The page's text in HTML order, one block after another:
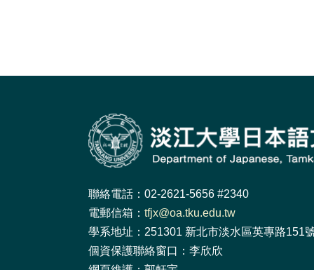
聯絡電話：02-2621-5656 #2340
電郵信箱： tfjx@oa.tku.edu.tw
學系地址：251301 新北市淡水區英專路151
個資保護聯絡窗口：李欣欣